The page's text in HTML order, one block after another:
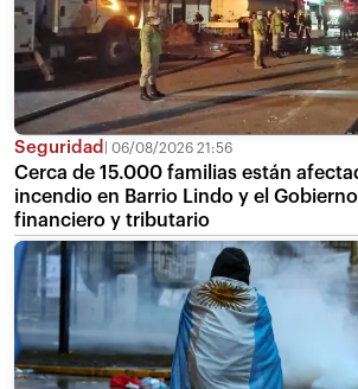
Seguridad 06/08/2026 21:56
Cerca de 15.000 familias están
incendio en Barrio Lindo y el
financiero y tributario